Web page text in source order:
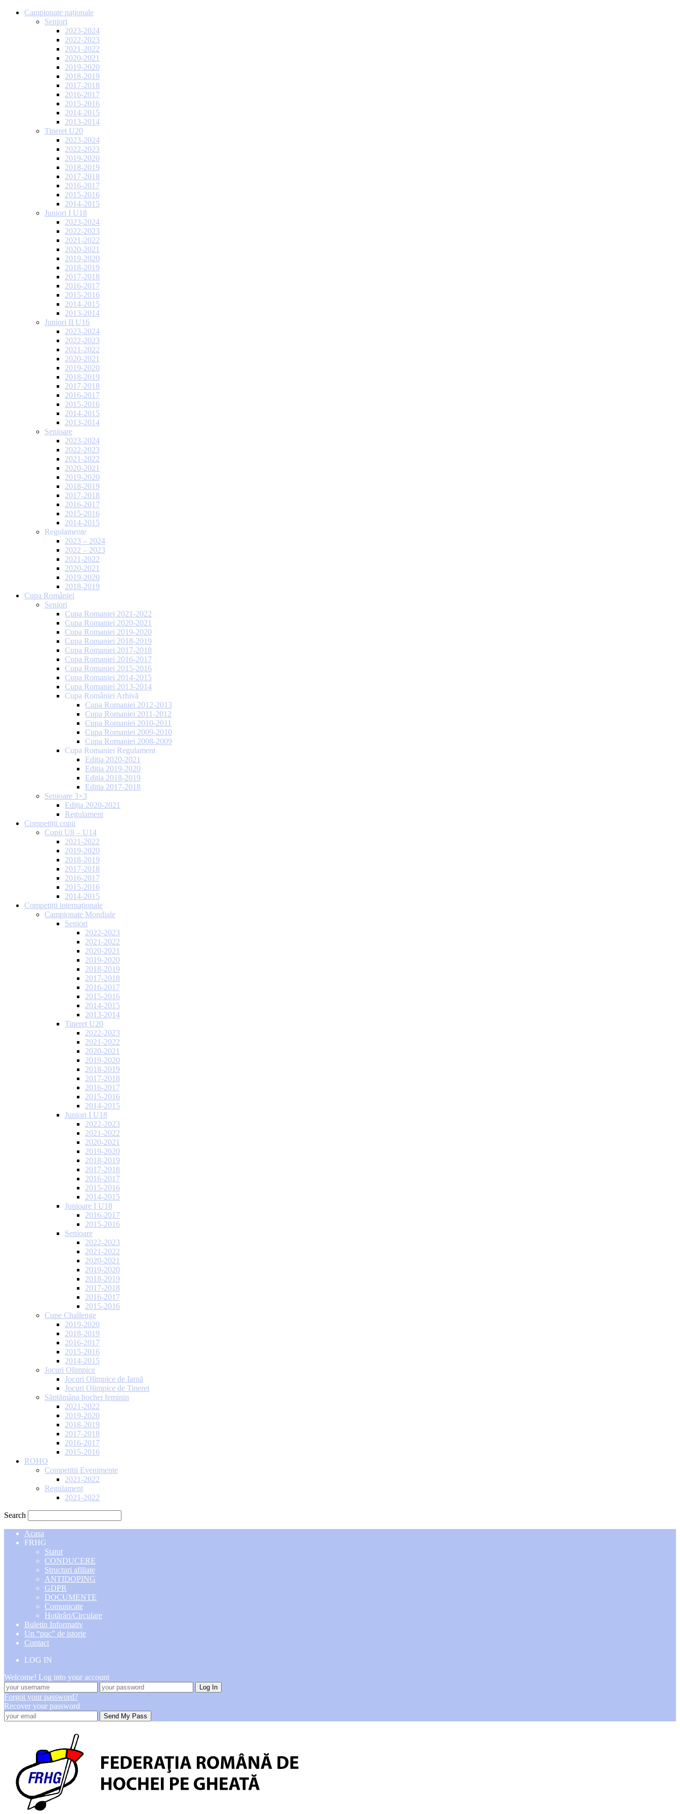
Campionate naționale
Seniori
2023-2024
2022-2023
2021-2022
2020-2021
2019-2020
2018-2019
2017-2018
2016-2017
2015-2016
2014-2015
2013-2014
Tineret U20
2023-2024
2022-2023
2019-2020
2018-2019
2017-2018
2016-2017
2015-2016
2014-2015
Juniori I U18
2023-2024
2022-2023
2021-2022
2020-2021
2019-2020
2018-2019
2017-2018
2016-2017
2015-2016
2014-2015
2013-2014
Juniori II U16
2023-2024
2022-2023
2021-2022
2020-2021
2019-2020
2018-2019
2017-2018
2016-2017
2015-2016
2014-2015
2013-2014
Senioare
2023-2024
2022-2023
2021-2022
2020-2021
2019-2020
2018-2019
2017-2018
2016-2017
2015-2016
2014-2015
Regulamente
2023 – 2024
2022 – 2023
2021-2022
2020-2021
2019-2020
2018-2019
Cupa României
Seniori
Cupa Romaniei 2021-2022
Cupa Romaniei 2020-2021
Cupa Romaniei 2019-2020
Cupa Romaniei 2018-2019
Cupa Romaniei 2017-2018
Cupa Romaniei 2016-2017
Cupa Romaniei 2015-2016
Cupa Romaniei 2014-2015
Cupa Romaniei 2013-2014
Cupa României Arhivă
Cupa Romaniei 2012-2013
Cupa Romaniei 2011-2012
Cupa Romaniei 2010-2011
Cupa Romaniei 2009-2010
Cupa Romaniei 2008-2009
Cupa Romaniei Regulament
Editia 2020-2021
Editia 2019-2020
Editia 2018-2019
Editia 2017-2018
Senioare 3×3
Ediția 2020-2021
Regulament
Competiții copii
Copii U8 – U14
2021-2022
2019-2020
2018-2019
2017-2018
2016-2017
2015-2016
2014-2015
Competiții internaționale
Campionate Mondiale
Seniori
2022-2023
2021-2022
2020-2021
2019-2020
2018-2019
2017-2018
2016-2017
2015-2016
2014-2015
2013-2014
Tineret U20
2022-2023
2021-2022
2020-2021
2019-2020
2018-2019
2017-2018
2016-2017
2015-2016
2014-2015
Juniori I U18
2022-2023
2021-2022
2020-2021
2019-2020
2018-2019
2017-2018
2016-2017
2015-2016
2014-2015
Junioare I U18
2016-2017
2015-2016
Senioare
2022-2023
2021-2022
2020-2021
2019-2020
2018-2019
2017-2018
2016-2017
2015-2016
Cupe Challenge
2019-2020
2018-2019
2016-2017
2015-2016
2014-2015
Jocuri Olimpice
Jocuri Olimpice de Iarnă
Jocuri Olimpice de Tineret
Săptămâna hochei feminin
2021-2022
2019-2020
2018-2019
2017-2018
2016-2017
2015-2016
ROHO
Competitii Evenimente
2021-2022
Regulament
2021-2022
Search
Acasa
FRHG
Statut
CONDUCERE
Structuri afiliate
ANTIDOPING
GDPR
DOCUMENTE
Comunicate
Hotărâri/Circulare
Buletin Informativ
Un “puc” de istorie
Contact
LOG IN
Welcome! Log into your account
Forgot your password?
Recover your password